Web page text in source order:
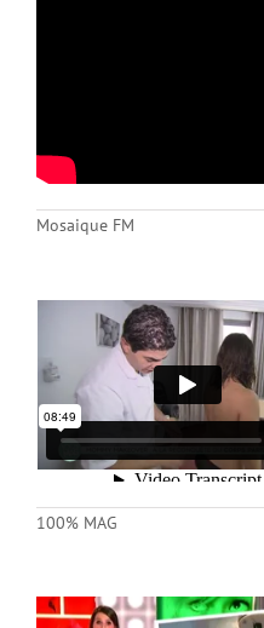
Mosaique FM
100% MAG